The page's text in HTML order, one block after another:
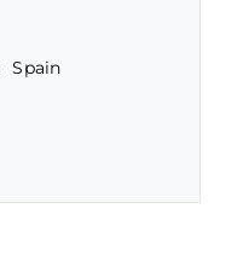
Spain